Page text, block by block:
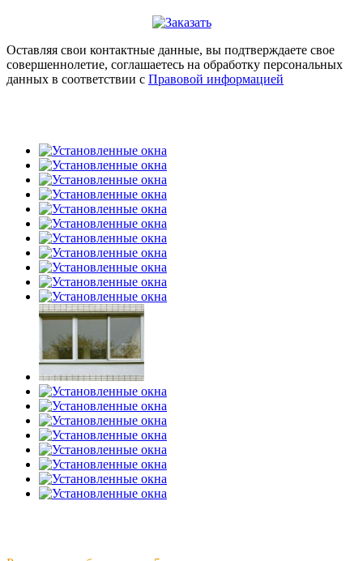
Оставляя свои контактные данные, вы подтверждаете свое
совершеннолетие, соглашаетесь на обработку персональных
данных в соответствии с Правовой информацией